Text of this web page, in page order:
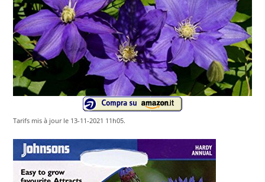
Tarifs mis à jour le 13-11-2021 11h05.